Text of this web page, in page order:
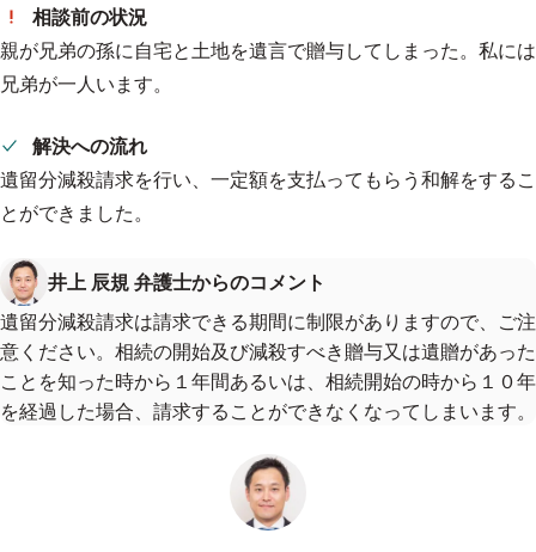
相談前の状況
親が兄弟の孫に自宅と土地を遺言で贈与してしまった。私には
兄弟が一人います。
解決への流れ
遺留分減殺請求を行い、一定額を支払ってもらう和解をするこ
とができました。
井上 辰規 弁護士からのコメント
遺留分減殺請求は請求できる期間に制限がありますので、ご注
意ください。相続の開始及び減殺すべき贈与又は遺贈があった
ことを知った時から１年間あるいは、相続開始の時から１０年
を経過した場合、請求することができなくなってしまいます。